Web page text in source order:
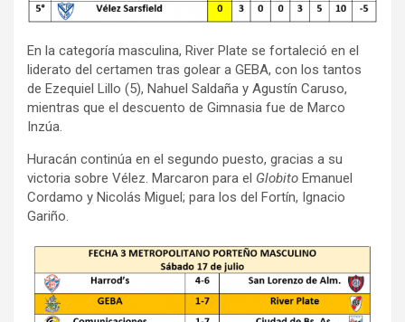
En la categoría masculina, River Plate se fortaleció en el
liderato del certamen tras golear a GEBA, con los tantos
de Ezequiel Lillo (5), Nahuel Saldaña y Agustín Caruso,
mientras que el descuento de Gimnasia fue de Marco
Inzúa.
Huracán continúa en el segundo puesto, gracias a su
victoria sobre Vélez. Marcaron para el Globito Emanuel
Cordamo y Nicolás Miguel; para los del Fortín, Ignacio
Gariño.